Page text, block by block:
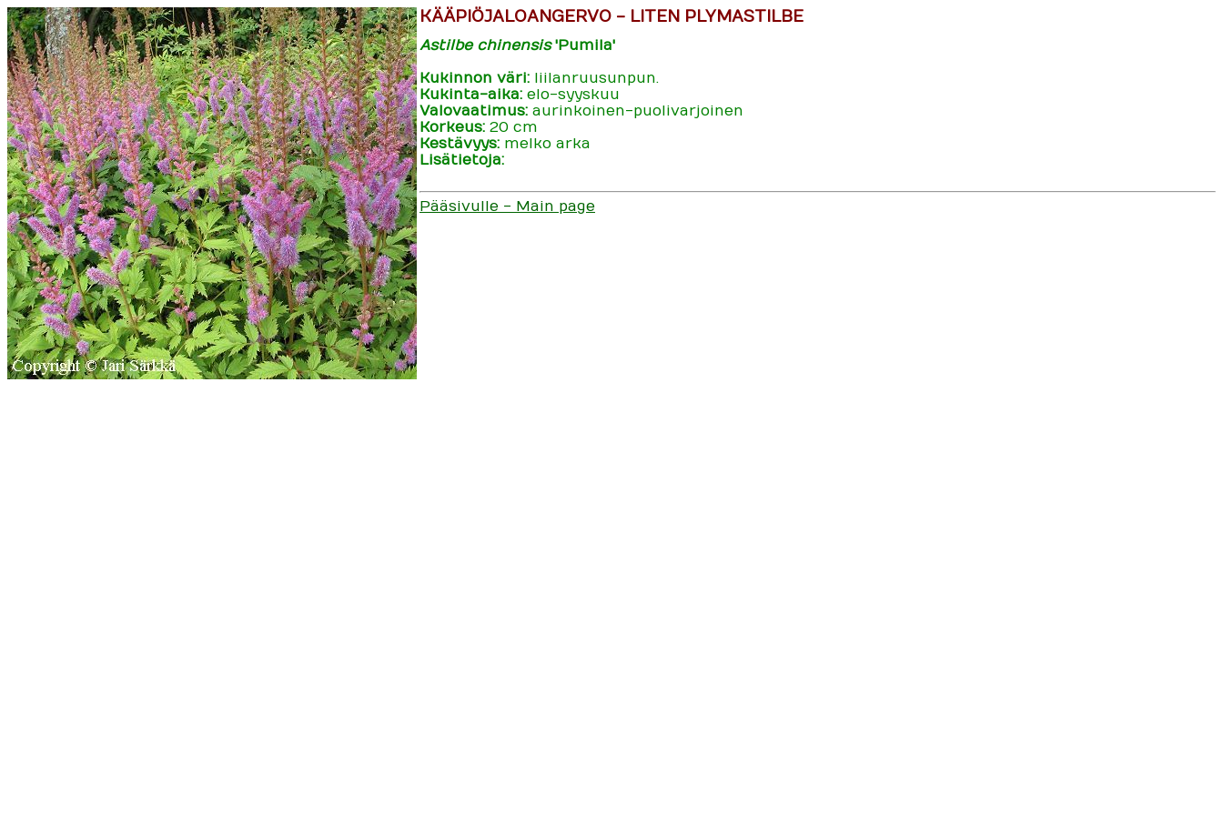
KÄÄPIÖJALOANGERVO - LITEN PLYMASTILBE
Astilbe chinensis'Pumila'
Kukinnon väri: liilanruusunpun.
Kukinta-aika: elo-syyskuu
Valovaatimus: aurinkoinen-puolivarjoinen
Korkeus: 20 cm
Kestävyys: melko arka
Lisätietoja:
Pääsivulle - Main page